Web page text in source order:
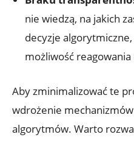
nie wiedzą, na jakich
decyzje
możliwość reagowania
Aby zminimalizować te
wdrożenie
algorytmów. Warto